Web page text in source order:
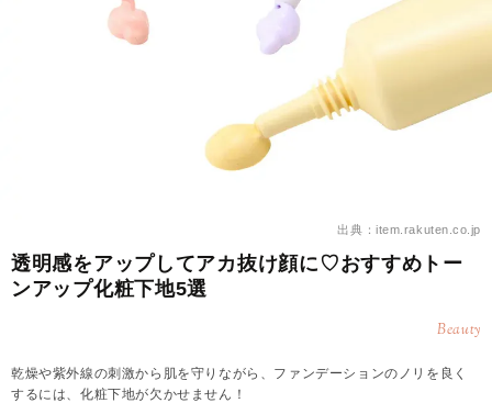
出典：item.rakuten.co.jp
透明感をアップしてアカ抜け顔に♡おすすめトー
ンアップ化粧下地5選
Beauty
乾燥や紫外線の刺激から肌を守りながら、ファンデーションのノリを良く
するには、化粧下地が欠かせません！